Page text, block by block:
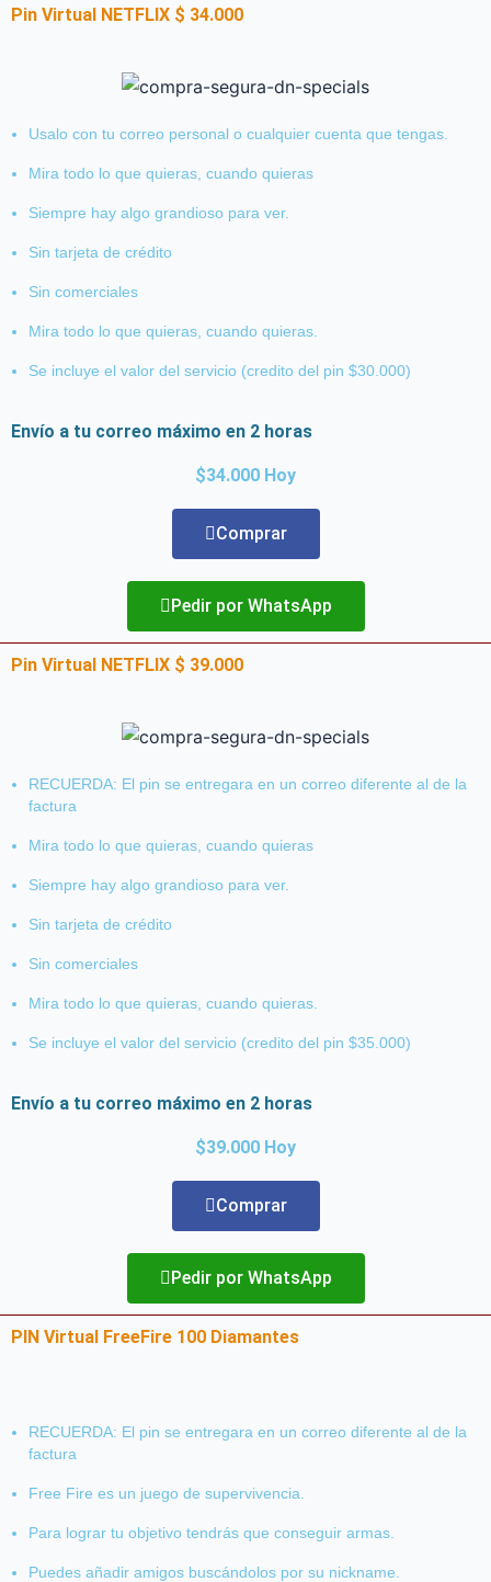
Pin Virtual NETFLIX $ 34.000
Usalo con tu correo personal o cualquier cuenta que tengas.
Mira todo lo que quieras, cuando quieras
Siempre hay algo grandioso para ver.
Sin tarjeta de crédito
Sin comerciales
Mira todo lo que quieras, cuando quieras.
Se incluye el valor del servicio (credito del pin $30.000)
Envío a tu correo máximo en 2 horas
$34.000 Hoy
Comprar
Pedir por WhatsApp
Pin Virtual NETFLIX $ 39.000
RECUERDA: El pin se entregara en un correo diferente al de la
factura
Mira todo lo que quieras, cuando quieras
Siempre hay algo grandioso para ver.
Sin tarjeta de crédito
Sin comerciales
Mira todo lo que quieras, cuando quieras.
Se incluye el valor del servicio (credito del pin $35.000)
Envío a tu correo máximo en 2 horas
$39.000 Hoy
Comprar
Pedir por WhatsApp
PIN Virtual FreeFire 100 Diamantes
RECUERDA: El pin se entregara en un correo diferente al de la
factura
Free Fire es un juego de supervivencia.
Para lograr tu objetivo tendrás que conseguir armas.
Puedes añadir amigos buscándolos por su nickname.